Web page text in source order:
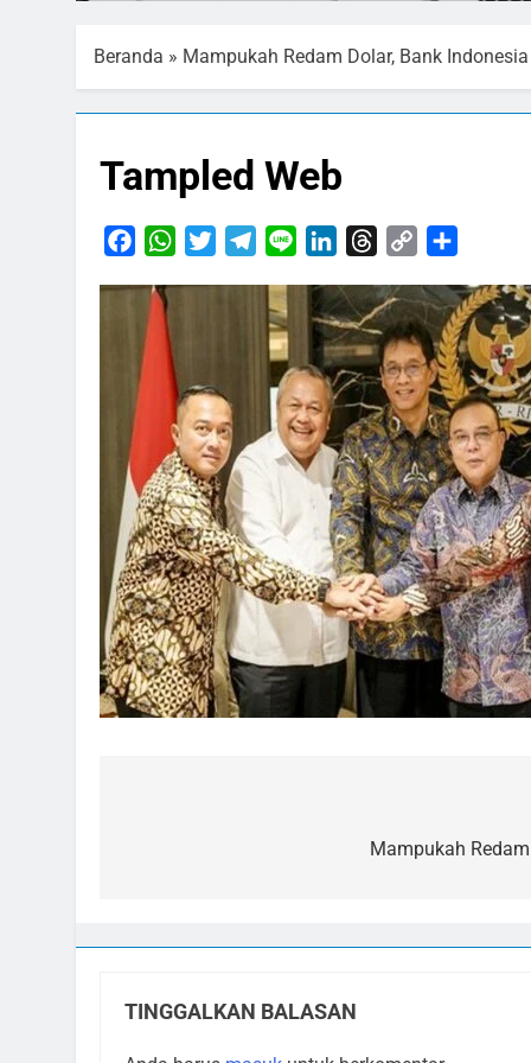
Beranda » Mampukah Redam Dolar, Bank
Tampled Web
FacebookWhatsApp
TwitterTelegram
Line LinkedInThreads
Copy
Mampukah
TINGGALKAN BALASAN